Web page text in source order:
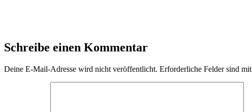
Schreibe einen Kommentar
Deine E-Mail-Adresse wird nicht veröffentlicht. Erforderliche Felder sind mit